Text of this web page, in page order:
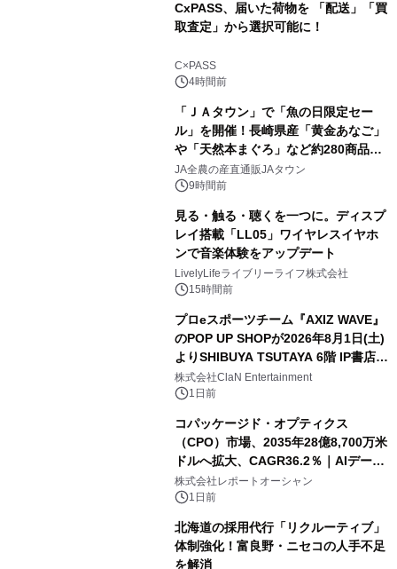
CxPASS、届いた荷物を 「配送」「買
取査定」から選択可能に！
C×PASS
4時間前
「ＪＡタウン」で「魚の日限定セー
ル」を開催！長崎県産「黄金あなご」
や「天然本まぐろ」など約280商品を
販売！～毎月１０日の定例企画～
JA全農の産直通販JAタウン
9時間前
見る・触る・聴くを一つに。ディスプ
レイ搭載「LL05」ワイヤレスイヤホ
ンで音楽体験をアップデート
LivelyLifeライブリーライフ株式会社
15時間前
プロeスポーツチーム『AXIZ WAVE』
のPOP UP SHOPが2026年8月1日(土)
よりSHIBUYA TSUTAYA 6階 IP書店で
開催決定！！
株式会社ClaN Entertainment
1日前
コパッケージド・オプティクス
（CPO）市場、2035年28億8,700万米
ドルへ拡大、CAGR36.2％｜AIデータ
センター・高速光通信需要が成長を加
速
株式会社レポートオーシャン
1日前
北海道の採用代行「リクルーティブ」
体制強化！富良野・ニセコの人手不足
を解消